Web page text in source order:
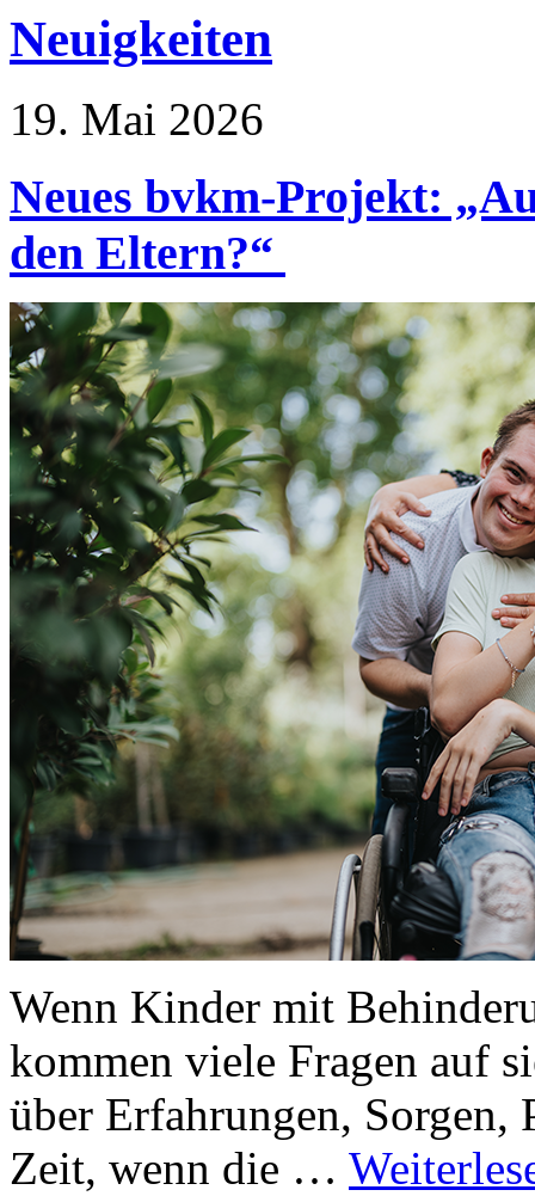
Neuigkeiten
19. Mai 2026
Neues bvkm-Projekt:
den Eltern?“
Wenn Kinder mit
kommen viele Fragen auf
über Erfahrungen, Sorgen,
Zeit, wenn die …